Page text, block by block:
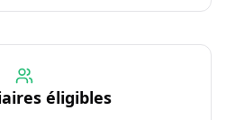
éligibles